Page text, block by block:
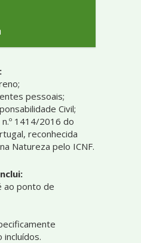
pessoais;
Civil;
n.º 1414/2016 do
reconhecida
Natureza pelo ICNF.
ao ponto de